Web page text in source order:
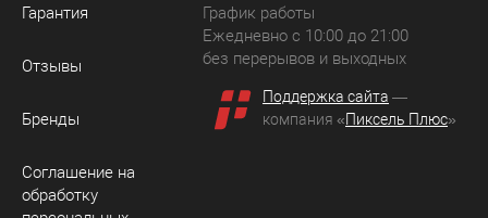
Гарантия
Отзывы
Бренды
Соглашение на
обработку
График работы
Ежедневно с 10:00 до 21:00
без перерывов и выходных
Поддержка сайта —
компания «Пиксель Плюс»